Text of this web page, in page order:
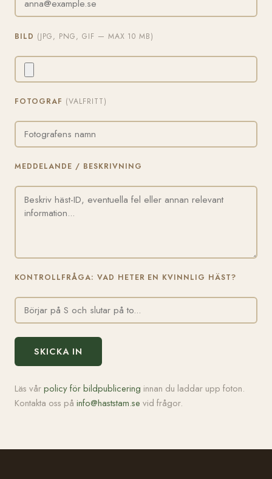
BILD (JPG, PNG, GIF — MAX 10 MB)
FOTOGRAF (VALFRITT)
MEDDELANDE / BESKRIVNING
KONTROLLFRÅGA: VAD HETER EN KVINNLIG HÄST?
SKICKA IN
Läs vårpolicy för bildpublicering innan du laddar upp foton.
Kontakta oss på info@haststam.se vid frågor.